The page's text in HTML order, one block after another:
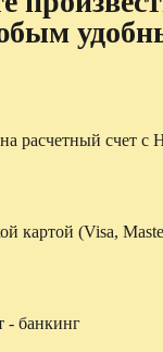
расчетный счет с
картой (Visa,
- банкинг